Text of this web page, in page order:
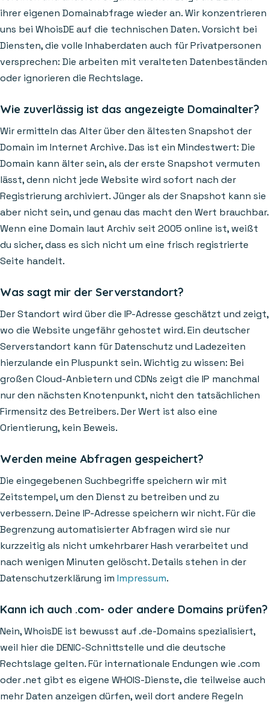
ihrer eigenen Domainabfrage wieder an. Wir konzentrieren
uns bei WhoisDE auf die technischen Daten. Vorsicht bei
Diensten, die volle Inhaberdaten auch für Privatpersonen
versprechen: Die arbeiten mit veralteten Datenbeständen
oder ignorieren die Rechtslage.
Wie zuverlässig ist das angezeigte Domainalter?
Wir ermitteln das Alter über den ältesten Snapshot der
Domain im Internet Archive. Das ist ein Mindestwert: Die
Domain kann älter sein, als der erste Snapshot vermuten
lässt, denn nicht jede Website wird sofort nach der
Registrierung archiviert. Jünger als der Snapshot kann sie
aber nicht sein, und genau das macht den Wert brauchbar.
Wenn eine Domain laut Archiv seit 2005 online ist, weißt
du sicher, dass es sich nicht um eine frisch registrierte
Seite handelt.
Was sagt mir der Serverstandort?
Der Standort wird über die IP-Adresse geschätzt und zeigt,
wo die Website ungefähr gehostet wird. Ein deutscher
Serverstandort kann für Datenschutz und Ladezeiten
hierzulande ein Pluspunkt sein. Wichtig zu wissen: Bei
großen Cloud-Anbietern und CDNs zeigt die IP manchmal
nur den nächsten Knotenpunkt, nicht den tatsächlichen
Firmensitz des Betreibers. Der Wert ist also eine
Orientierung, kein Beweis.
Werden meine Abfragen gespeichert?
Die eingegebenen Suchbegriffe speichern wir mit
Zeitstempel, um den Dienst zu betreiben und zu
verbessern. Deine IP-Adresse speichern wir nicht. Für die
Begrenzung automatisierter Abfragen wird sie nur
kurzzeitig als nicht umkehrbarer Hash verarbeitet und
nach wenigen Minuten gelöscht. Details stehen in der
Datenschutzerklärung im Impressum.
Kann ich auch .com- oder andere Domains prüfen?
Nein, WhoisDE ist bewusst auf .de-Domains spezialisiert,
weil hier die DENIC-Schnittstelle und die deutsche
Rechtslage gelten. Für internationale Endungen wie .com
oder .net gibt es eigene WHOIS-Dienste, die teilweise auch
mehr Daten anzeigen dürfen, weil dort andere Regeln